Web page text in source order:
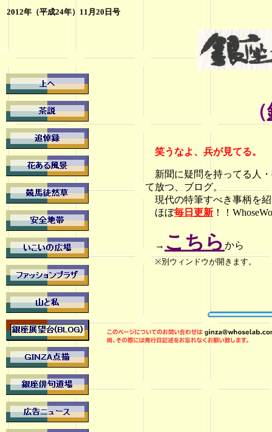
2012年（平成24年）11月20日号
（
笑うなよ 、兵が見てる。
新聞に疑問を持ってる人
て放つ、ブログ。
現代の特筆すべき事柄を
ほぼ毎日更新 ！！
→ こちら から
※別ウィンドウが開きます。